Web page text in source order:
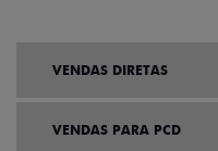
VENDAS DIRETAS
VENDAS PARA PCD